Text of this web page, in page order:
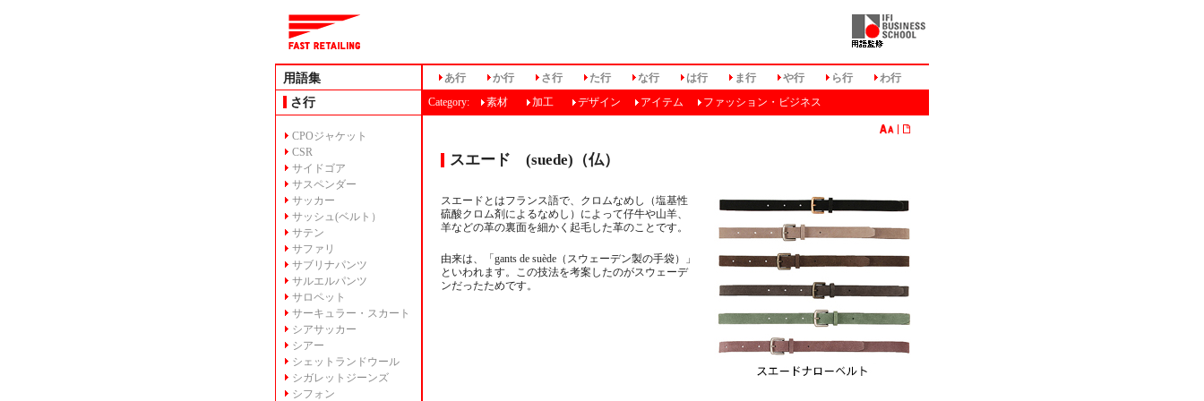
用語集
さ行
CPOジャケット
CSR
サイドゴア
サスペンダー
サッカー
サッシュ(ベルト）
サテン
サファリ
サブリナパンツ
サルエルパンツ
サロペット
サーキュラー・スカート
シアサッカー
シアー
シェットランドウール
シガレットジーンズ
シフォン
あ行 か行 さ行 た行 な行 は行 ま行 や行 ら行
わ行
Category:
素材 加工 デザイン アイテム ファッション・ビジネス
スエード (suede)（仏）
スエードとはフランス語で、クロムなめし（塩基性
硫酸クロム剤によるなめし）によって仔牛や山羊、
羊などの革の裏面を細かく起毛した革のことです。
由来は、「gants de suède（スウェーデン製の手袋）」
といわれます。この技法を考案したのがスウェーデ
ンだったためです。